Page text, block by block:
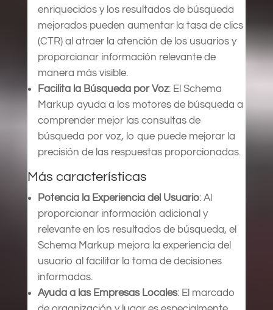
enriquecidos y los resultados de búsqueda
mejorados pueden aumentar la tasa de clics
(CTR) al atraer la atención de los usuarios y
proporcionar información relevante de
manera más visible.
Facilita la Búsqueda por Voz: El Schema
Markup ayuda a los motores de búsqueda a
comprender mejor las consultas de
búsqueda por voz, lo que puede mejorar la
precisión de las respuestas proporcionadas.
Más características
Potencia la Experiencia del Usuario: Al
proporcionar información adicional y
relevante en los resultados de búsqueda, el
Schema Markup mejora la experiencia del
usuario al facilitar la toma de decisiones
informadas.
Ayuda a las Empresas Locales: El marcado